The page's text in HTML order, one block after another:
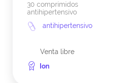
30 comprimidos
antihipertensivo
antihipertensivo
Venta libre
Ion